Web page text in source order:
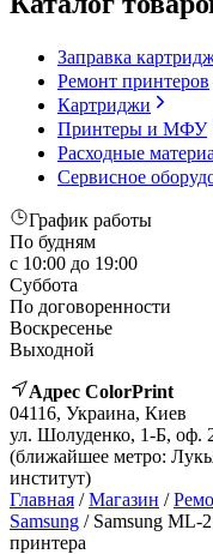
Заправка
Ремонт принтеров
Картриджи
Принтеры и МФУ
Расходные
Сервисное
График работы
По будням
с 10:00 до 19:00
Суббота
По договоренности
Воскресенье
Выходной
Адрес ColorPrint
04116, Украина, Киев
ул. Шолуденко, 1-Б, оф.
(ближайшее метро:
институт)
Главная /Магазин /
Samsung / Samsung ML-
принтера